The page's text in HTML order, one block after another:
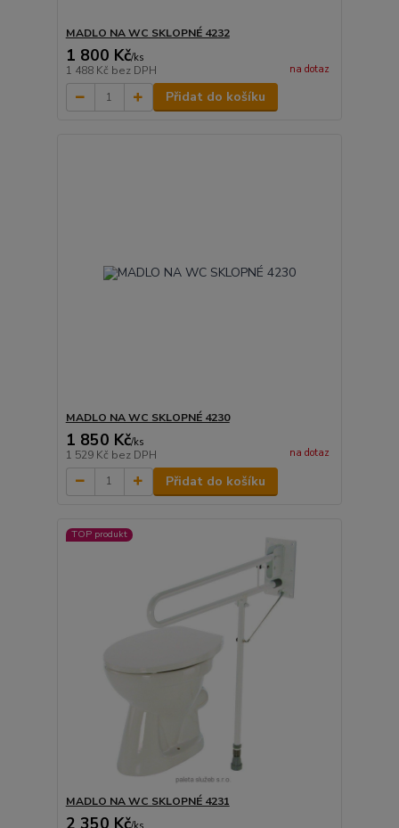
MADLO NA WC SKLOPNÉ 4232
1 800 Kč/ks
1 488 Kč bez DPH na dotaz
Přidat do košíku
MADLO NA WC SKLOPNÉ 4230
1 850 Kč/ks
1 529 Kč bez DPH na dotaz
Přidat do košíku
TOP produkt
MADLO NA WC SKLOPNÉ 4231